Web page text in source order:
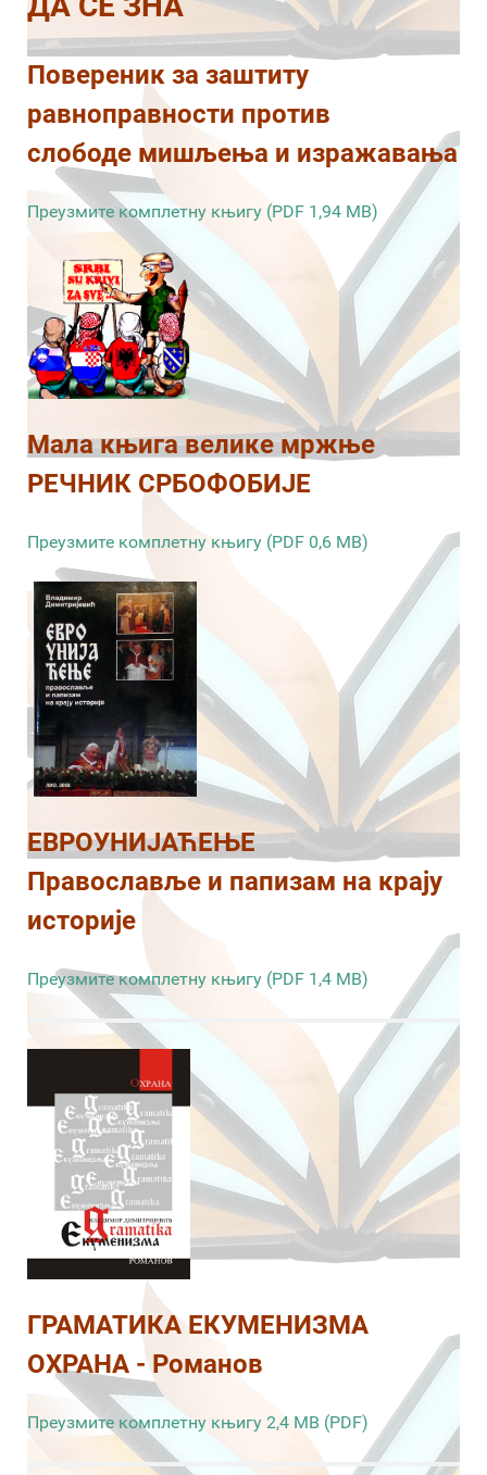
Повереник за заштиту
равноправности против
слободе мишљења и изражавања
Преузмите комплетну књигу (PDF 1,94 MB)
Мала књига велике мржње
РЕЧНИК СРБОФОБИЈЕ
Преузмите комплетну књигу (PDF 0,6 MB)
ЕВРОУНИЈАЋЕЊЕ
Православље и папизам на крају
историје
Преузмите комплетну књигу (PDF 1,4 MB)
ГРАМАТИКА ЕКУМЕНИЗМА
ОХРАНА - Романов
Преузмите комплетну књигу 2,4 MB (PDF)